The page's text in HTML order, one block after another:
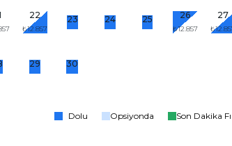
22
₺12.857
23 24 25 26
₺12.857
27
29 30
Dolu Opsiyonda Son Dakika